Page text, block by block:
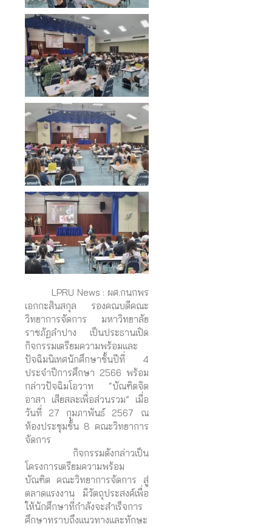
LPRU News : ผศ.กนกพร
เอกกะสินสกุล รองคณบดีคณะ
วิทยาการจัดการ มหาวิทยาลัย
ราชภัฏลำปาง เป็นประธานเปิด
กิจกรรมเตรียมความพร้อมและ
ปัจฉิมนิเทศนักศึกษาชั้นปีที่ 4
ประจำปีการศึกษา 2566 พร้อม
กล่าวปัจฉิมโอวาท “บัณฑิตจิต
อาสา เสียสละเพื่อส่วนรวม” เมื่อ
วันที่ 27 กุมภาพันธ์ 2567 ณ
ห้องประชุมชั้น 8 คณะวิทยาการ
จัดการ
กิจกรรมดังกล่าวเป็น
โครงการเตรียมความพร้อม
บัณฑิต คณะวิทยาการจัดการ สู่
ตลาดแรงงาน มีวัตถุประสงค์เพื่อ
ให้นักศึกษาที่กำลังจะสำเร็จการ
ศึกษาทราบถึงแนวทางและทักษะ